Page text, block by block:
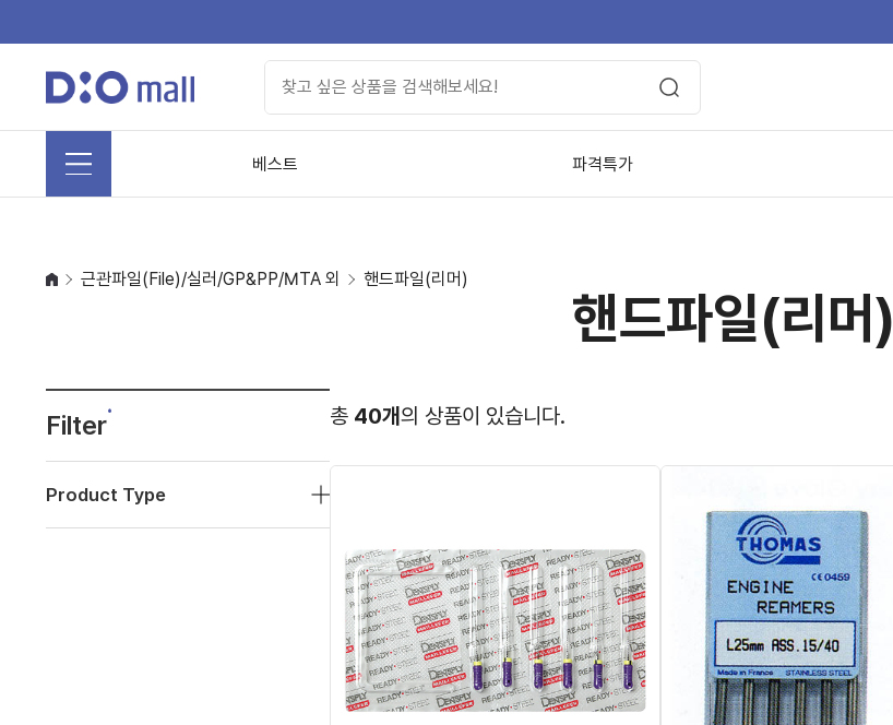
베스트 파격특가
근관파일(File)/실러/GP&PP/MTA 외 핸드파일(리머)
핸드파일(리머)
Filter
Product Type
총 40개의 상품이 있습니다.